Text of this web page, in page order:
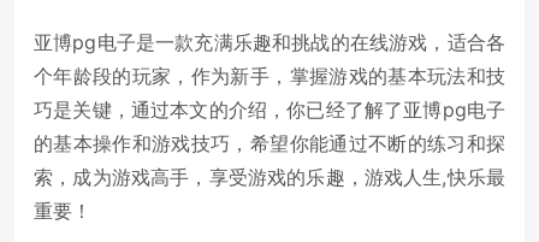
亚博pg电子是一款充满乐趣和挑战的在线游戏，适合各
个年龄段的玩家，作为新手，掌握游戏的基本玩法和技
巧是关键，通过本文的介绍，你已经了解了亚博pg电子
的基本操作和游戏技巧，希望你能通过不断的练习和探
索，成为游戏高手，享受游戏的乐趣，游戏人生,快乐最
重要！